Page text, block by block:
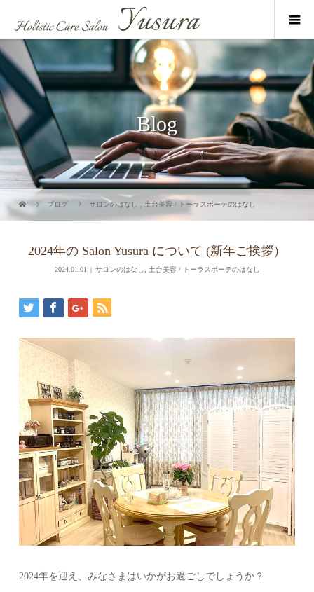
Blog
ブログ サロンのはなし ,土台美容 / トーラスボーテのはなし
2024年の Salon Yusura について (新年ご挨拶）
2024.01.01 サロンのはなし, 土台美容 / トーラスボーテのはなし
2024年を迎え、みなさまはいかがお過ごしでしょうか？